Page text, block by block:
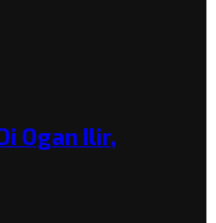
Ogan Ilir,